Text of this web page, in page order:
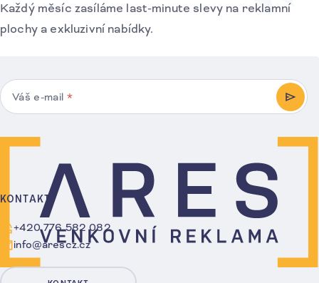
Každý měsíc zasíláme last-minute slevy na reklamní
plochy a exkluzivní nabídky.
Váš e-mail *
KONTAKT
+420 776 582 082
info@arescz.cz